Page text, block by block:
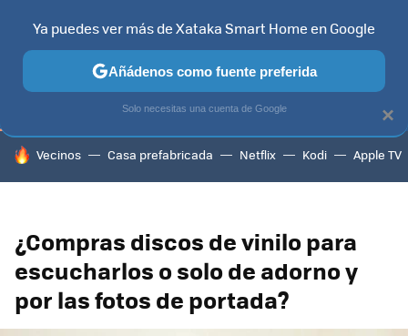
TELEVISORES CONTENIDOS SMART TV SELECCIÓN
HOY SE HABLA DE
Vecinos Casa prefabricada Netflix Kodi Apple TV
¿Compras discos de vinilo para
escucharlos o solo de adorno y
por las fotos de portada?
×
Ya puedes ver más de Xataka Smart Home en Google
Añádenos como fuente preferida
Solo necesitas una cuenta de Google